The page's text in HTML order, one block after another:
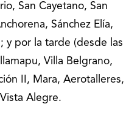
San Cayetano, San
Sánchez Elía,
y por la tarde (desde las
Villa Belgrano,
II, Mara, Aerotalleres,
Alegre.